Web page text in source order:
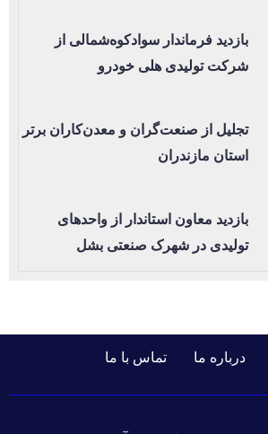
بازدید فرماندار سوادکوه‌شمالی از
شرکت تولیدی هلی خودرو
تجلیل از صنعت‌گران و معدن‌کاران برتر
استان مازندران
بازدید معاون استاندار از واحدهای
تولیدی در شهرک صنعتی بشل
درباره ما تماس با ما